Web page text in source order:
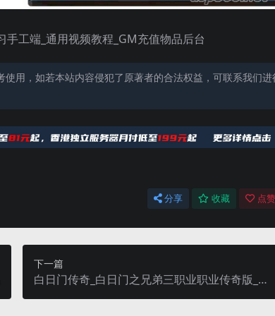
工端_通用视频教程_GM充值物品后台
用，如若本站内容侵犯了原著者的合法权益，可联系我们进
分享 收藏 点
下一篇
白日门传奇_白日门之兄弟三职业职业传奇版_WI
N学习手工端